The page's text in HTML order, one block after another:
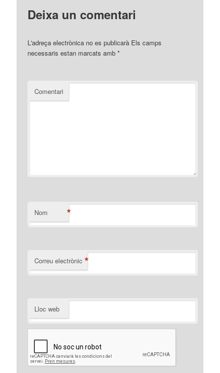
Deixa un comentari
L'adreça electrònica no es publicarà Els camps
necessaris estan marcats amb*
Comentari
Nom *
Correu electrònic *
Lloc web